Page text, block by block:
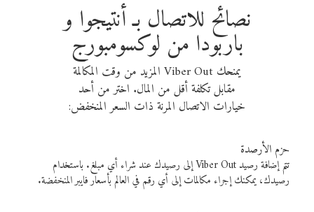
نصائح للاتصال بـ أنتيجوا و
باربودا من لوكسومبورج
يمنحك Viber Out المزيد من وقت المكالمة
مقابل تكلفة أقل من المال. اختر من أحد
خيارات الاتصال المرنة ذات السعر المنخفض:
حزم الأرصدة
تتم إضافة رصيد Viber Out إلى رصيدك عند شراء أي مبلغ. باستخدام
رصيدك، يمكنك إجراء مكالمات إلى أي رقم في العالم بأسعار فايبر المنخفضة.